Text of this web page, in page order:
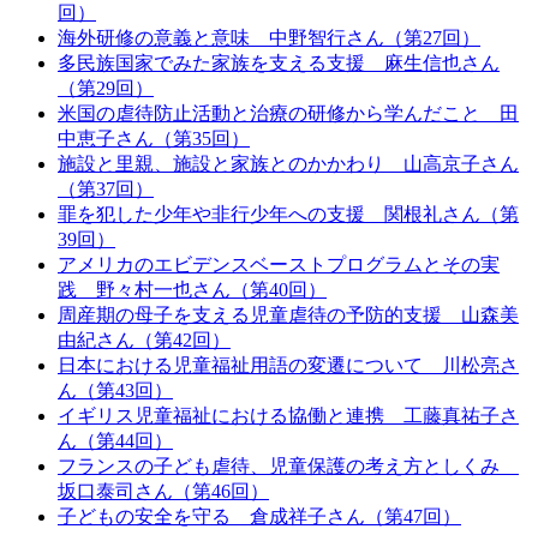
回）
海外研修の意義と意味 中野智行さん（第27回）
多民族国家でみた家族を支える支援 麻生信也さん
（第29回）
米国の虐待防止活動と治療の研修から学んだこと 田
中恵子さん（第35回）
施設と里親、施設と家族とのかかわり 山高京子さん
（第37回）
罪を犯した少年や非行少年への支援 関根礼さん（第
39回）
アメリカのエビデンスベーストプログラムとその実
践 野々村一也さん（第40回）
周産期の母子を支える児童虐待の予防的支援 山森美
由紀さん（第42回）
日本における児童福祉用語の変遷について 川松亮さ
ん（第43回）
イギリス児童福祉における協働と連携 工藤真祐子さ
ん（第44回）
フランスの子ども虐待、児童保護の考え方としくみ
坂口泰司さん（第46回）
子どもの安全を守る 倉成祥子さん（第47回）